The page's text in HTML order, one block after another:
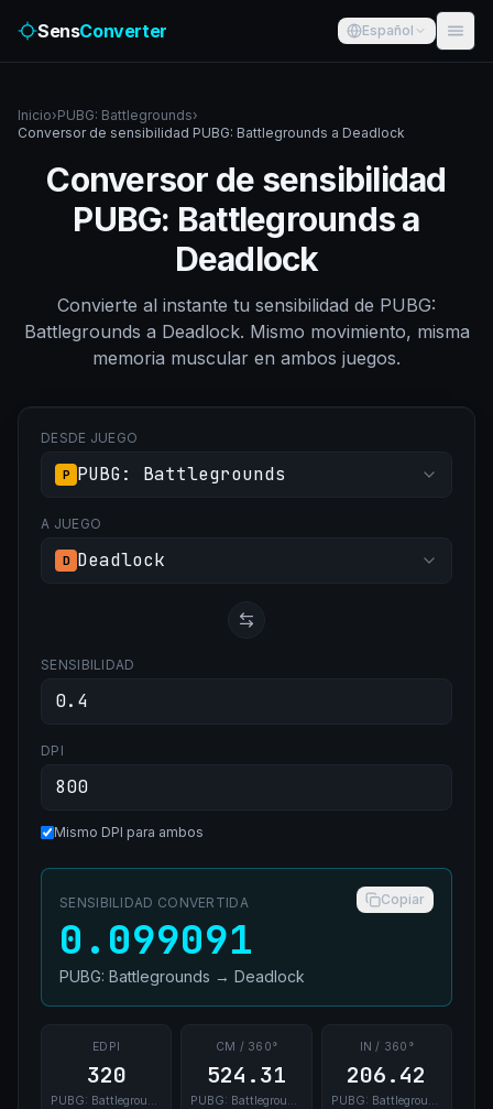
SensConverter Español
Inicio›PUBG: Battlegrounds›
Conversor de sensibilidad PUBG: Battlegrounds a Deadlock
Conversor de sensibilidad
PUBG: Battlegrounds a
Deadlock
Convierte al instante tu sensibilidad de PUBG:
Battlegrounds a Deadlock. Mismo movimiento, misma
memoria muscular en ambos juegos.
DESDE JUEGO
P PUBG: Battlegrounds
A JUEGO
D Deadlock
SENSIBILIDAD
DPI
Mismo DPI para ambos
SENSIBILIDAD CONVERTIDA Copiar
0.099091
PUBG: Battlegrounds → Deadlock
EDPI
320
PUBG: Battlegrounds
CM / 360°
524.31
PUBG: Battlegrounds
IN / 360°
206.42
PUBG: Battlegrounds